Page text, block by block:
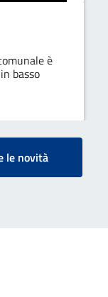
è
basso
le novità